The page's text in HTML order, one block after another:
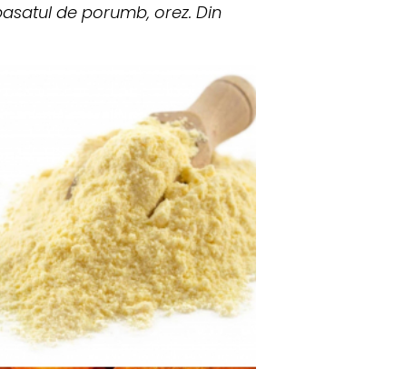
de porumb, orez. Din